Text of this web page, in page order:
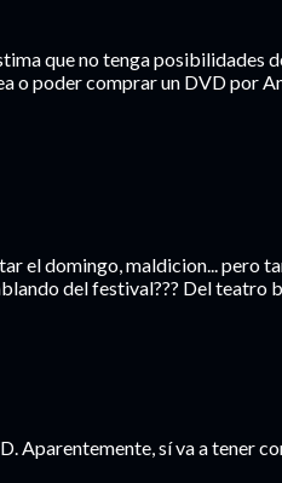
que no tenga posibilidades
o poder comprar un DVD por
el domingo, maldicion... pero
del festival??? Del teatro
Aparentemente, sí va a tener